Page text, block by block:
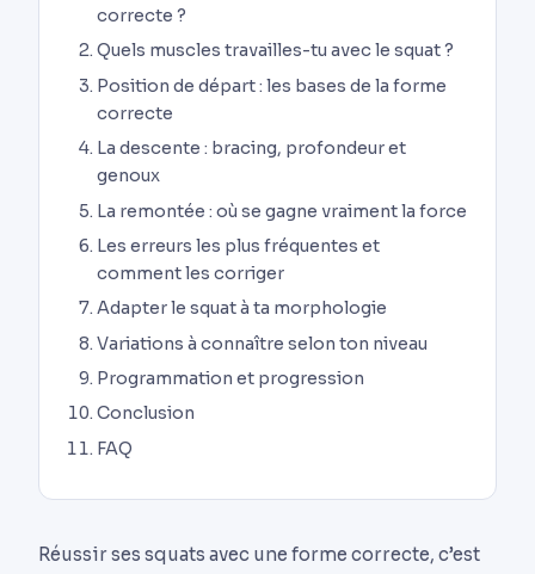
correcte ?
Quels muscles travailles-tu avec le squat ?
Position de départ : les bases de la forme
correcte
La descente : bracing, profondeur et
genoux
La remontée : où se gagne vraiment la force
Les erreurs les plus fréquentes et
comment les corriger
Adapter le squat à ta morphologie
Variations à connaître selon ton niveau
Programmation et progression
Conclusion
FAQ
Réussir ses squats avec une forme correcte, c’est